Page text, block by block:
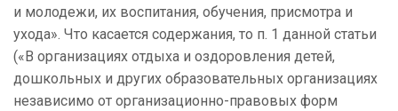
и молодежи, их воспитания, обучения, присмотра и
ухода». Что касается содержания, то п. 1 данной статьи
(«В организациях отдыха и оздоровления детей,
дошкольных и других образовательных организациях
независимо от организационно-правовых форм